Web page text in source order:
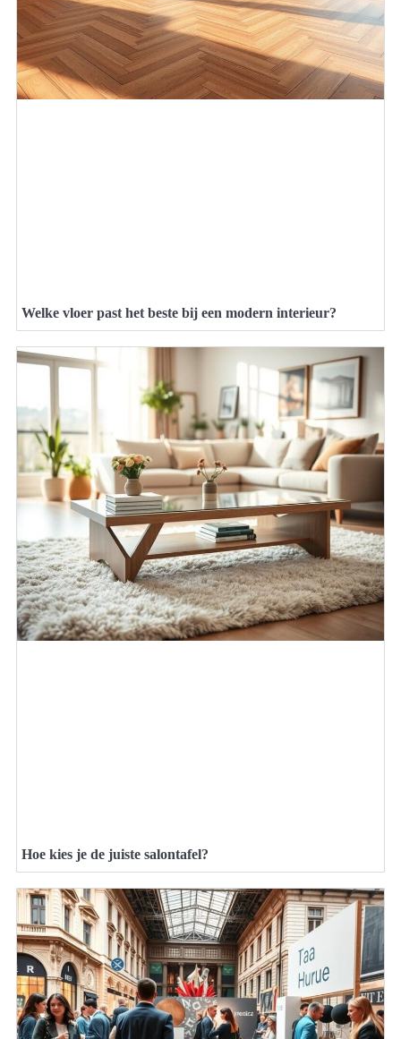
Welke vloer past het beste bij een modern interieur?
Hoe kies je de juiste salontafel?